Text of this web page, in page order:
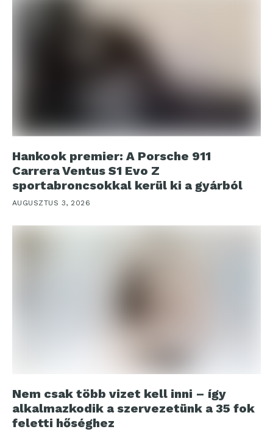
Hankook premier: A Porsche 911
Carrera Ventus S1 Evo Z
sportabroncsokkal kerül ki a gyárból
AUGUSZTUS 3, 2026
Nem csak több vizet kell inni – így
alkalmazkodik a szervezetünk a 35 fok
feletti hőséghez